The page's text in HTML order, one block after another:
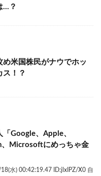
…？
め米国株民がナウでホッ
ス！？
「Google、Apple、
Microsoftにめっちゃ金
水) 00:42:19.47 ID:jlxIPZ/X0 自